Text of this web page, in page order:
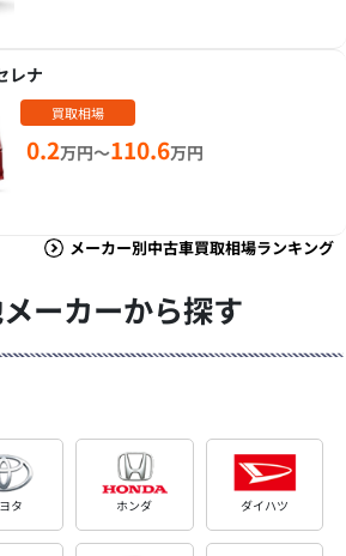
レナ
買取相場
0.2万円～110.6万円
メーカー別中古車買取相場ランキング
ーカーから探す
タ ホンダ ダイハツ